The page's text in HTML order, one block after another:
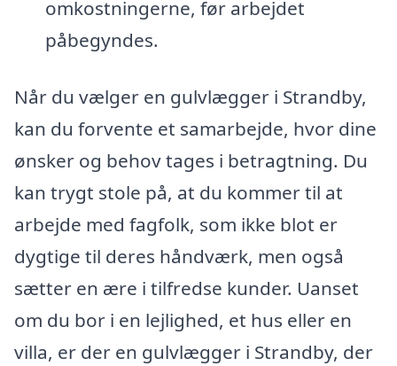
omkostningerne, før arbejdet
påbegyndes.
Når du vælger en gulvlægger i Strandby,
kan du forvente et samarbejde, hvor dine
ønsker og behov tages i betragtning. Du
kan trygt stole på, at du kommer til at
arbejde med fagfolk, som ikke blot er
dygtige til deres håndværk, men også
sætter en ære i tilfredse kunder. Uanset
om du bor i en lejlighed, et hus eller en
villa, er der en gulvlægger i Strandby, der